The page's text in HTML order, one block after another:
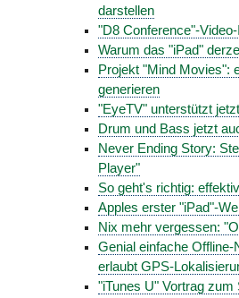
darstellen
"D8 Conference"-
Warum das "iPad"
Projekt "Mind Movies":
generieren
"EyeTV" unterstützt
Drum und Bass jetzt
Never Ending Story:
Player"
So geht's richtig:
Apples erster "iPad"-
Nix mehr vergessen:
Genial einfache
erlaubt GPS-
"iTunes U" Vortrag zum